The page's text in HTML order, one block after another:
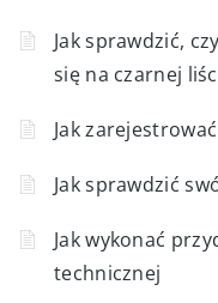
Jak sprawdzić,
się na czarnej
Jak
Jak sprawdzić
Jak wykonać
technicznej